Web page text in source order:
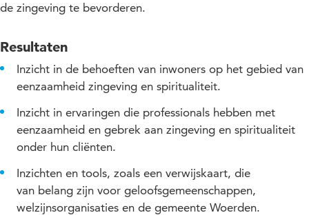
de zingeving te bevorderen.
Resultaten
Inzicht in de behoeften van inwoners op het gebied van
eenzaamheid zingeving en spiritualiteit.
Inzicht in ervaringen die professionals hebben met
eenzaamheid en gebrek aan zingeving en spiritualiteit
onder hun cliënten.
Inzichten en tools, zoals een verwijskaart, die
van belang zijn voor geloofsgemeenschappen,
welzijnsorganisaties en de gemeente Woerden.